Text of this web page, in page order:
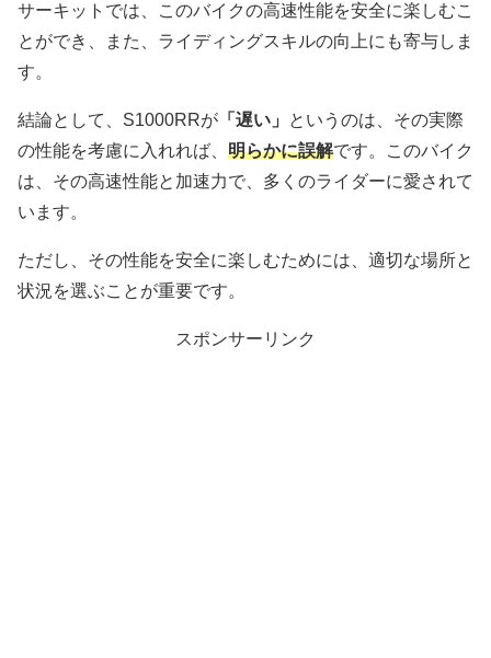
サーキットでは、このバイクの高速性能を安全に楽しむこ
とができ、また、ライディングスキルの向上にも寄与しま
す。
結論として、S1000RRが 「遅い」
というのは、その実際
の性能を考慮に入れれば、 明らかに誤解です。このバイク
は、その高速性能と加速力で、多くのライダーに愛されて
います。
ただし、その性能を安全に楽しむためには、適切な場所と
状況を選ぶことが重要です。
スポンサーリンク